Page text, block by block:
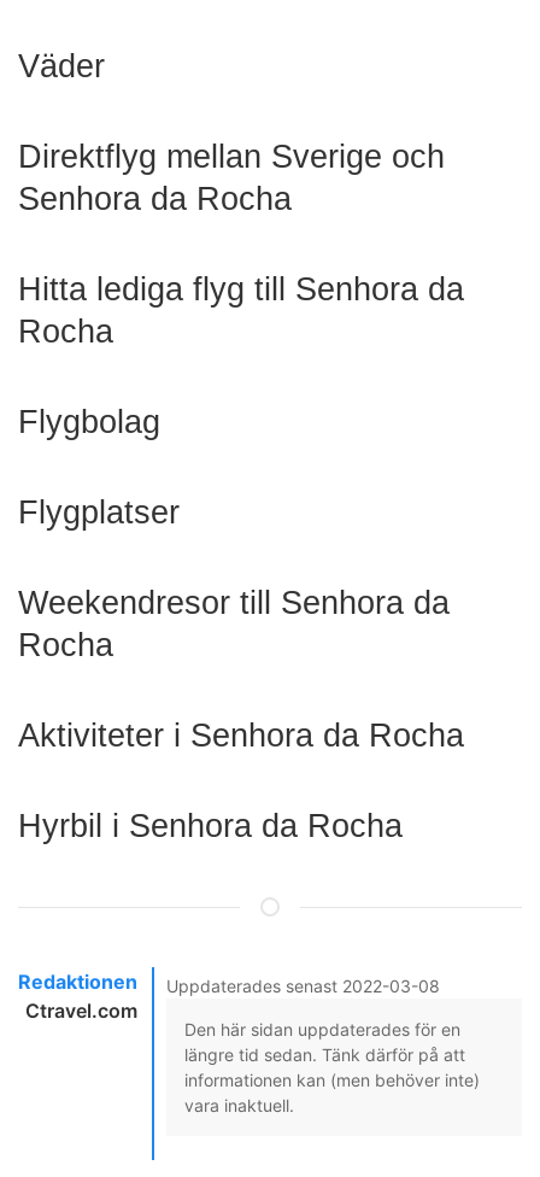
Väder
Direktflyg mellan Sverige och
Senhora da Rocha
Hitta lediga flyg till Senhora da
Rocha
Flygbolag
Flygplatser
Weekendresor till Senhora da
Rocha
Aktiviteter i Senhora da Rocha
Hyrbil i Senhora da Rocha
Redaktionen
Ctravel.com
Uppdaterades senast 2022-03-08
Den här sidan uppdaterades för en
längre tid sedan. Tänk därför på att
informationen kan (men behöver inte)
vara inaktuell.